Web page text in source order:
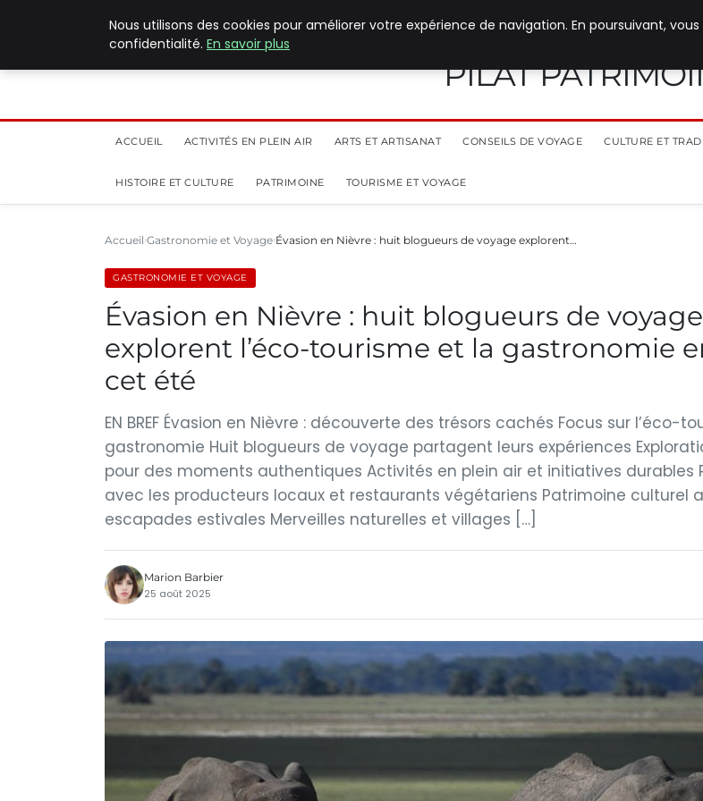
PILAT
ACCUEIL ACTIVITÉS EN PLEIN AIR ARTS ET ARTISANAT CONSEILS DE VOYAGE CULTURE ET
HISTOIRE ET CULTURE PATRIMOINE TOURISME ET VOYAGE
Accueil Gastronomie et Voyage Évasion en Nièvre : huit blogueurs de voyage explorent…
GASTRONOMIE ET VOYAGE
Évasion en Nièvre : huit blogueurs de voyage
explorent l’éco-tourisme et la gastronomie
cet été
EN BREF Évasion en Nièvre : découverte des trésors cachés Focus sur l’éco-
gastronomie Huit blogueurs de voyage partagent leurs expériences
pour des moments authentiques Activités en plein air et initiatives durables
avec les producteurs locaux et restaurants végétariens Patrimoine culturel
escapades estivales Merveilles naturelles et villages […]
Marion Barbier
25 août 2025
Nous utilisons des cookies pour améliorer votre expérience de navigation. En poursuivant,
confidentialité. En savoir plus